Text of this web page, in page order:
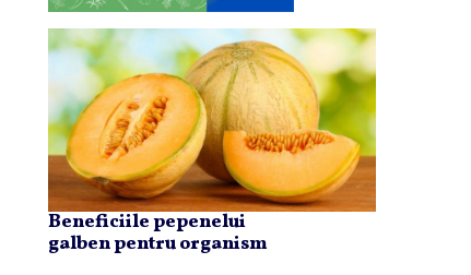
Beneficiile pepenelui
galben pentru organism